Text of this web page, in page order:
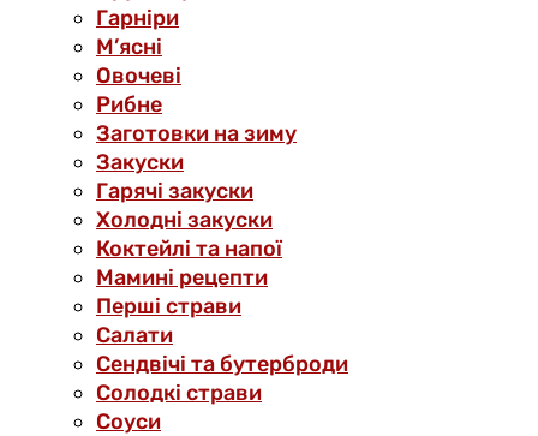
Гарніри
М’ясні
Овочеві
Рибне
Заготовки на зиму
Закуски
Гарячі закуски
Холодні закуски
Коктейлі та напої
Мамині рецепти
Перші страви
Салати
Сендвічі та бутерброди
Солодкі страви
Соуси